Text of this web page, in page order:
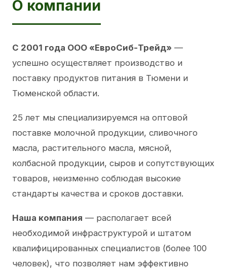
О компании
С 2001 года ООО «ЕвроСиб-Трейд» —
успешно осуществляет производство и
поставку продуктов питания в Тюмени и
Тюменской области.
25 лет мы специализируемся на оптовой
поставке молочной продукции, сливочного
масла, растительного масла, мясной,
колбасной продукции, сыров и сопутствующих
товаров, неизменно соблюдая высокие
стандарты качества и сроков доставки.
Наша компания — располагает всей
необходимой инфраструктурой и штатом
квалифицированных специалистов (более 100
человек), что позволяет нам эффективно